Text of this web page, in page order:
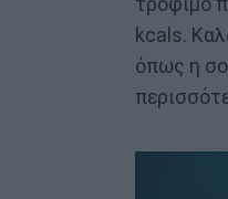
kcals.
όπως η